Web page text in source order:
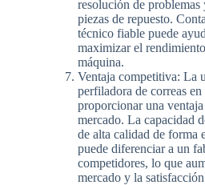
resolución de
piezas de repuesto.
técnico fiable puede
maximizar el
máquina.
Ventaja competitiva: La
perfiladora de correas
proporcionar una
mercado. La capacidad
de alta calidad de forma
puede diferenciar a un
competidores, lo que
mercado y la